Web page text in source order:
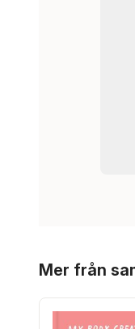
Mer från